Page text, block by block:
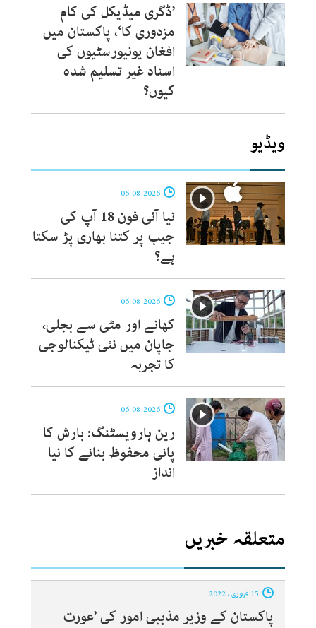
’ڈگری میڈیکل کی کام
مزدوری کا‘، پاکستان میں
افغان یونیورسٹیوں کی
اسناد غیر تسلیم شدہ
کیوں؟
ویڈیو
نیا آئی فون 18 آپ کی
جیب پر کتنا بھاری پڑ سکتا
ہے؟
کھانے اور مٹی سے بجلی،
جاپان میں نئی ٹیکنالوجی
کا تجربہ
رین ہارویسٹنگ: بارش کا
پانی محفوظ بنانے کا نیا
انداز
متعلقہ خبریں
پاکستان کے وزیر مذہبی امور کی ’عورت